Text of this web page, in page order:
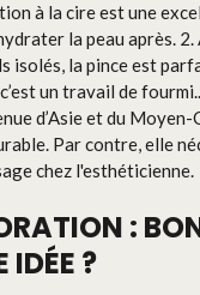
à la cire est une
la peau après. 2.
isolés, la pince est
un travail de
d’Asie et du
Par contre, elle
chez l'esthéticienne.
:
IDÉE ?